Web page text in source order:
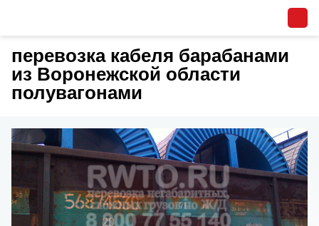
перевозка кабеля барабанами
из Воронежской области
полувагонами